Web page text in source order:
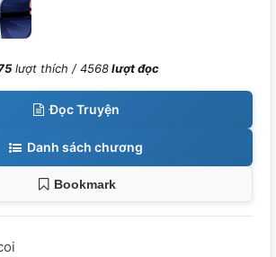
lượt thích /4568lượt đọc
Đọc Truyện
Danh sách chương
Bookmark